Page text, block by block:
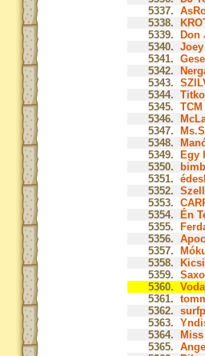
5337.
5338.
5339.
Don
5340.
5341.
5342.
5343.
5344.
5345.
5346.
5347.
5348.
5349.
Egy
5350.
5351.
5352.
5353.
5354.
Én
5355.
5356.
5357.
5358.
5359.
5360.
5361.
5362.
5363.
5364.
5365.